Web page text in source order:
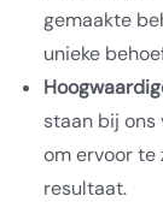
gemaakte
unieke
staan bij ons
om ervoor te
resultaat.